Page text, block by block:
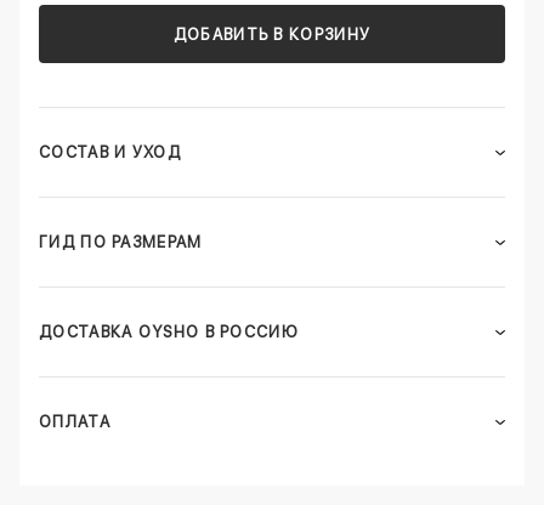
ДОБАВИТЬ В КОРЗИНУ
СОСТАВ И УХОД
ГИД ПО РАЗМЕРАМ
ДОСТАВКА OYSHO В РОССИЮ
ОПЛАТА